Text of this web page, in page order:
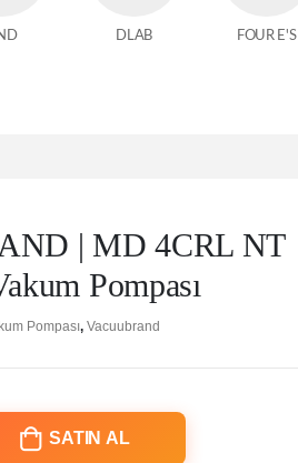
DLAB FOUR E'S
| MD 4CRL NT
Pompası
Pompası, Vacuubrand
SATIN AL